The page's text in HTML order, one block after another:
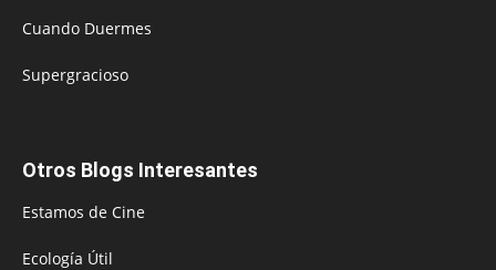
Cuando Duermes
Supergracioso
Otros Blogs Interesantes
Estamos de Cine
Ecología Útil